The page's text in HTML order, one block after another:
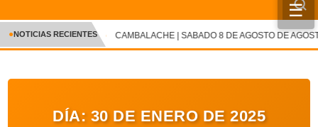
☰
INICIO
CRÓNICA
ENTRETENIMIENTO Y CULTURA
●NOTICIAS RECIENTES CAMBALACHE | SABADO 8 DE AGOSTO DE
DÍA: 30 DE ENERO DE 2025